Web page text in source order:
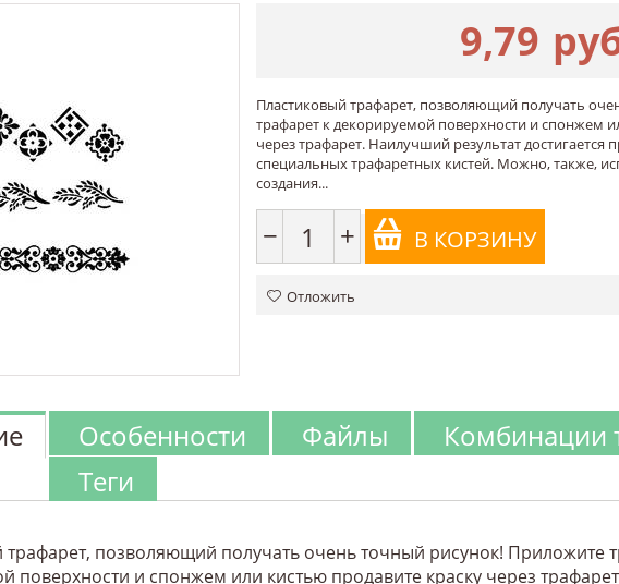
9,79
Пластиковый трафарет, позволяющий получать
трафарет к декорируемой поверхности и спонжем
через трафарет. Наилучший результат достигается
специальных трафаретных кистей. Можно, также,
создания...
− + В КОРЗИНУ
Отложить
Особенности Файлы
Комбинации
Теги
трафарет, позволяющий получать очень точный рисунок! Приложите
поверхности и спонжем или кистью продавите краску через